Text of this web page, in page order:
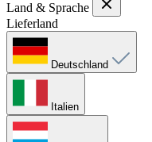
Land & Sprache
Lieferland
Deutschland
Italien